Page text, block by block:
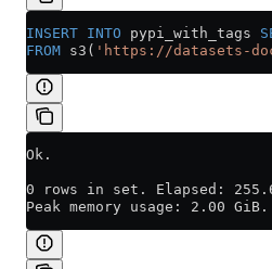
INSERT INTO pypi_with_tags
FROM s3( 'https://datasets-
Ok.
0 rows in set. Elapsed:
Peak memory usage: 2.00 GiB.